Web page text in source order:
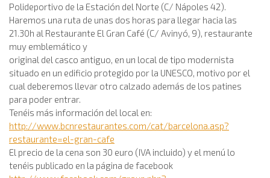
Polideportivo de la Estación del Norte (C/ Nápoles 42).
Haremos una ruta de unas dos horas para llegar hacia las
21.30h al Restaurante El Gran Café (C/ Avinyó, 9), restaurante
muy emblemático y
original del casco antiguo, en un local de tipo modernista
situado en un edificio protegido por la UNESCO, motivo por el
cual deberemos llevar otro calzado además de los patines
para poder entrar.
Tenéis más información del local en:
http://www.bcnrestaurantes.com/cat/barcelona.asp?
restaurante=el-gran-cafe
El precio de la cena son 30 euro (IVA incluido) y el menú lo
tenéis publicado en la página de facebook